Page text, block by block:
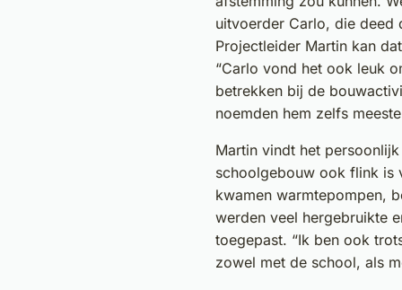
uitvoerder Carlo, die deed
Projectleider Martin kan
“Carlo vond het ook leuk
betrekken bij de
noemden hem zelfs
Martin vindt het
schoolgebouw ook flink is
kwamen warmtepompen,
werden veel hergebruikte
toegepast. “Ik ben ook
zowel met de school, als